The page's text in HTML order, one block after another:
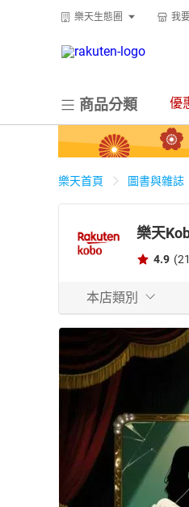
樂天生態圈 我
商品分類 優
樂天首頁 圖書與雜誌
樂天
4.9
本店類別